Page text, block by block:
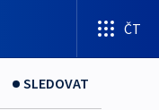
ČT
SLEDOVAT